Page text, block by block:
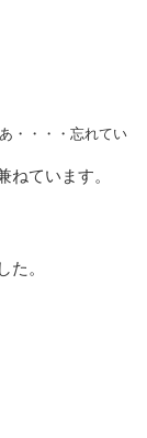
あ・・・・忘れてい
ねています。
た。